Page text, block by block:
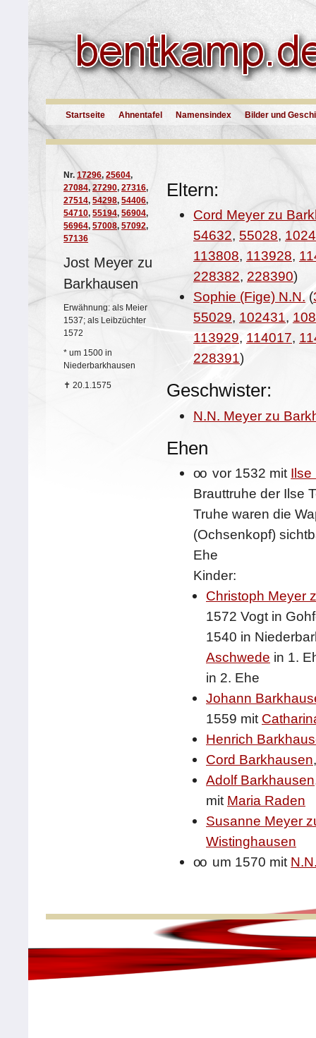
Startseite Ahnentafel Namensindex Bilder und
Nr. 17296, 25604,
27084, 27290, 27316,
27514, 54298, 54406,
54710, 55194, 56904,
56964, 57008, 57092,
57136
Jost Meyer zu
Barkhausen
Erwähnung: als Meier
1537; als Leibzüchter
1572
* um 1500 in
Niederbarkhausen
✝ 20.1.1575
Eltern:
Cord Meyer zu
54632, 55028,
113808, 113928,
228382, 228390)
Sophie (Fige) N.N. (
55029, 102431,
113929, 114017,
228391)
Geschwister:
N.N. Meyer zu
Ehen
oo vor 1532 mit Ilse
Brauttruhe der Ilse
Truhe waren die
(Ochsenkopf)
Ehe
Kinder:
Christoph Meyer
1572 Vogt in
1540 in
Aschwede in 1.
in 2. Ehe
Johann
1559 mit
Henrich
Cord Barkhausen
Adolf Barkhausen
mit Maria Raden
Susanne Meyer
Wistinghausen
oo um 1570 mit